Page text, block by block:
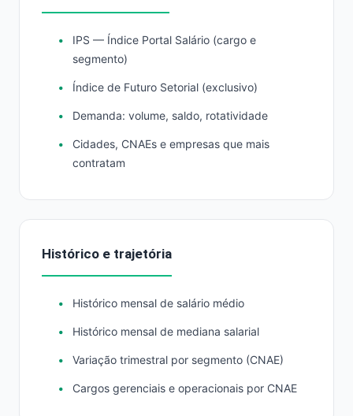
IPS — Índice Portal Salário (cargo e
segmento)
Índice de Futuro Setorial (exclusivo)
Demanda: volume, saldo, rotatividade
Cidades, CNAEs e empresas que mais
contratam
Histórico e trajetória
Histórico mensal de salário médio
Histórico mensal de mediana salarial
Variação trimestral por segmento (CNAE)
Cargos gerenciais e operacionais por CNAE